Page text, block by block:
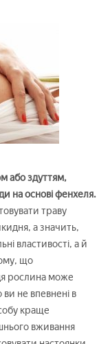
або здуттям,
на основі фенхеля.
траву
а значить,
властивості, а й
що
рослина може
не впевнені в
краще
вживання